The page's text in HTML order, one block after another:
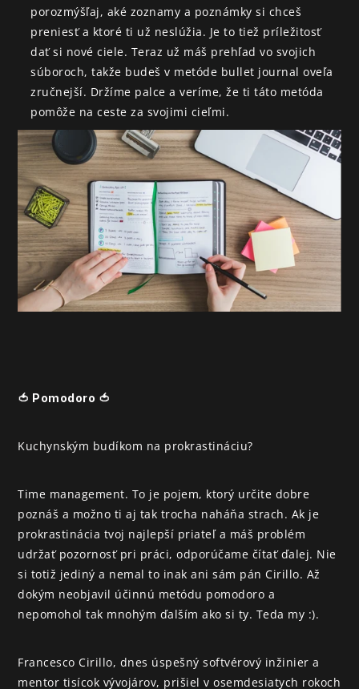
porozmýšľaj, aké zoznamy a poznámky si chceš
preniesť a ktoré ti už neslúžia. Je to tiež príležitosť
dať si nové ciele. Teraz už máš prehľad vo svojich
súboroch, takže budeš v metóde bullet journal oveľa
zručnejší. Držíme palce a veríme, že ti táto metóda
pomôže na ceste za svojimi cieľmi.
🍅 Pomodoro 🍅
Kuchynským budíkom na prokrastináciu?
Time management. To je pojem, ktorý určite dobre
poznáš a možno ti aj tak trocha naháňa strach. Ak je
prokrastinácia tvoj najlepší priateľ a máš problém
udržať pozornosť pri práci, odporúčame čítať ďalej. Nie
si totiž jediný a nemal to inak ani sám pán Cirillo. Až
dokým neobjavil účinnú metódu pomodoro a
nepomohol tak mnohým ďalším ako si ty. Teda my :).
Francesco Cirillo, dnes úspešný softvérový inžinier a
mentor tisícok vývojárov, prišiel v osemdesiatych rokoch